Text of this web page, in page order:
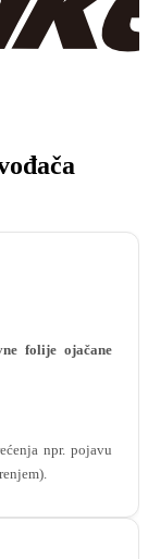
folije ojačane
npr. pojavu